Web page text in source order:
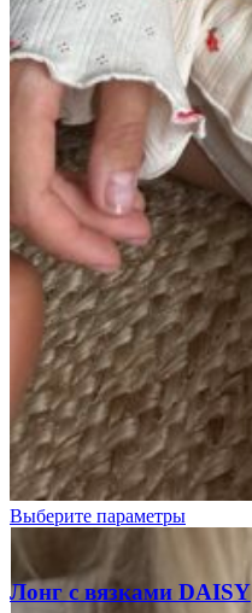
Цветочки
кремовом
Выберите параметры
Лонг с вязками DAISY